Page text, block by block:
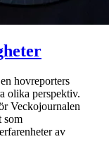
hovreporters
olika perspektiv.
Veckojournalen
som
av